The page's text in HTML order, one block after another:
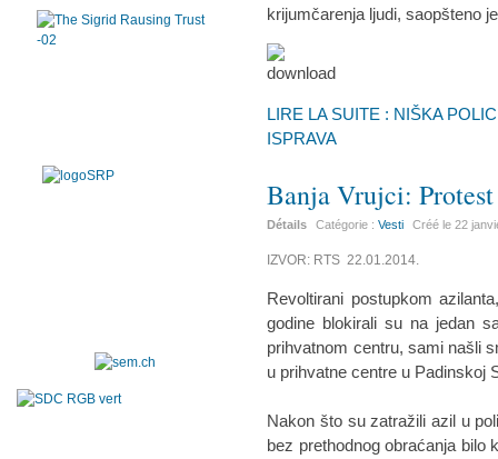
krijumčarenja ljudi, saopšteno
LIRE LA SUITE : NIŠKA
ISPRAVA
Banja Vrujci:
Détails Catégorie :Vesti Créé le22
IZVOR: RTS 22.01.2014.
Revoltirani postupkom
godine blokirali su na jedan
prihvatnom centru, sami našli
u prihvatne centre u Padinskoj
Nakon što su zatražili azil u
bez prethodnog obraćanja bilo